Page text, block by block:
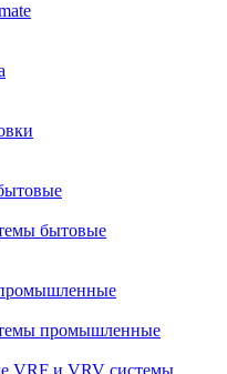
бытовые
промышленные
VRF и VRV системы